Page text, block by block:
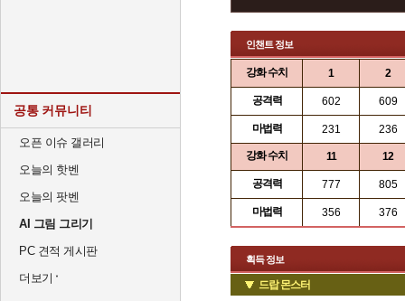
공통 커뮤니티
오픈 이슈 갤러리
오늘의 핫벤
오늘의 팟벤
AI 그림 그리기
PC 견적 게시판
더보기
인챈트 정보
강화 수치 1 2
공격력 602 609
마법력 231 236
강화 수치 11 12
공격력 777 805
마법력 356 376
획득 정보
드랍 몬스터